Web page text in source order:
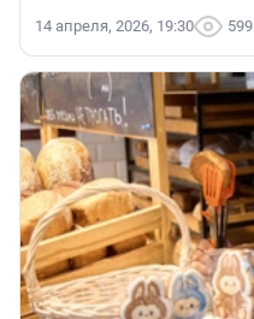
14 апреля, 2026, 19:30 599